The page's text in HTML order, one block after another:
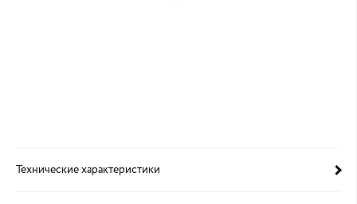
Технические характеристики